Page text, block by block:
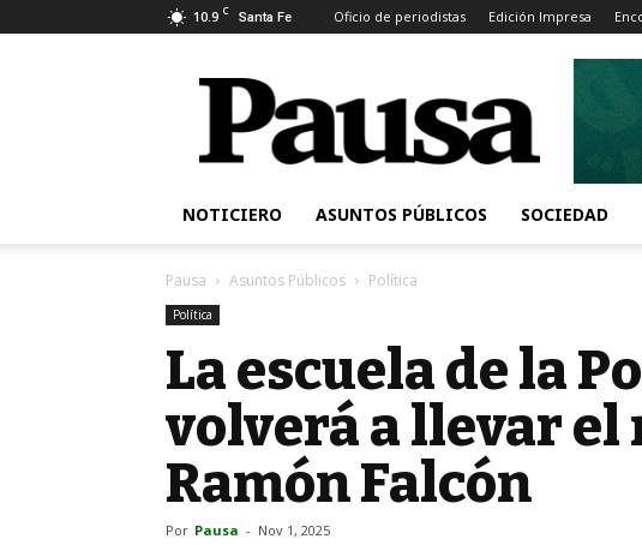
10.9 C Santa Fe Oficio de periodistas Edición Impresa
Pausa
NOTICIERO ASUNTOS PÚBLICOS SOCIEDAD
Pausa Asuntos Públicos Política
Política
La escuela de la
volverá a llevar el
Ramón Falcón
Por Pausa - Nov 1, 2025